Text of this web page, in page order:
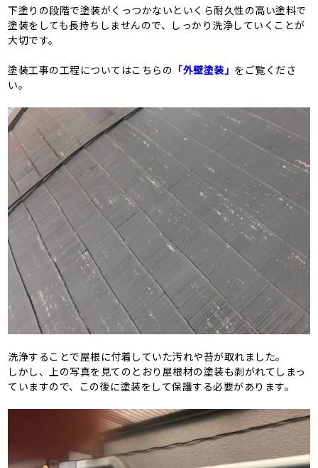
下塗りの段階で塗装がくっつかないといくら耐久性の高い塗料で
塗装をしても長持ちしませんので、しっかり洗浄していくことが
大切です。
塗装工事の工程についてはこちらの 「外壁塗装」 をご覧くださ
い。
洗浄することで屋根に付着していた汚れや苔が取れました。
しかし、上の写真を見てのとおり屋根材の塗装も剥がれてしまっ
ていますので、この後に塗装をして保護する必要があります。